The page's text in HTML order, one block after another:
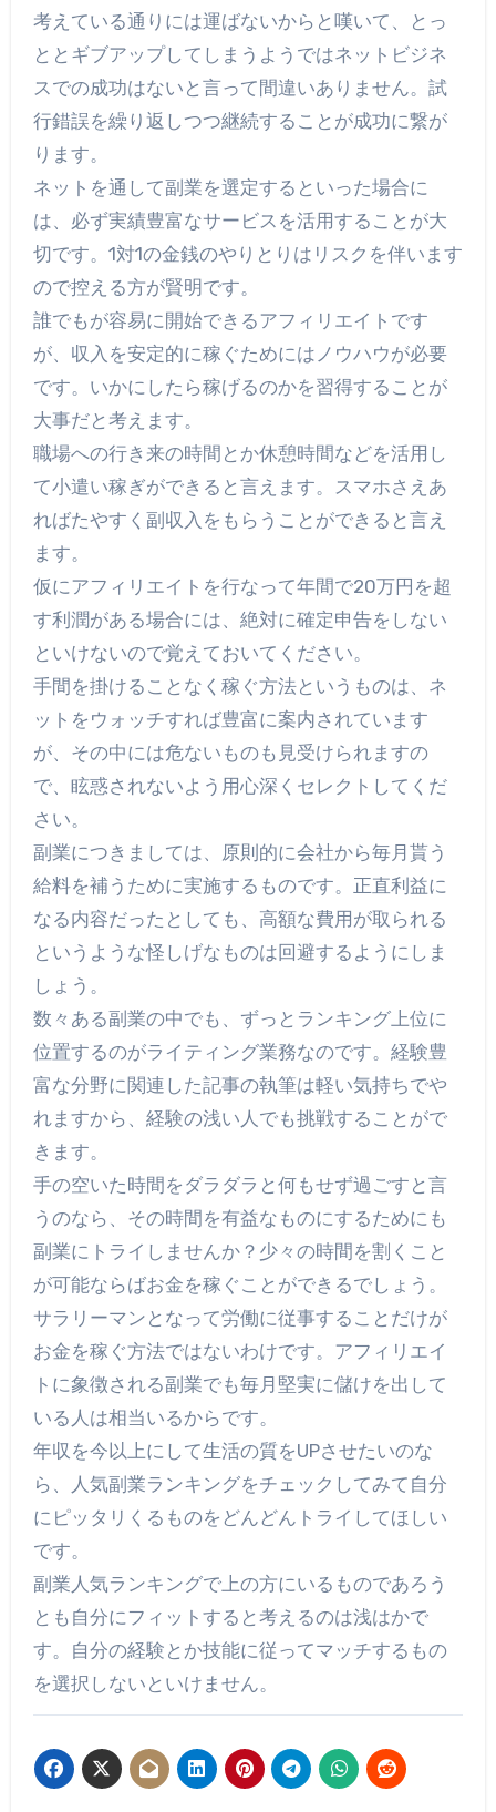
考えている通りには運ばないからと嘆いて、とっ
ととギブアップしてしまうようではネットビジネ
スでの成功はないと言って間違いありません。試
行錯誤を繰り返しつつ継続することが成功に繋が
ります。
ネットを通して副業を選定するといった場合に
は、必ず実績豊富なサービスを活用することが大
切です。1対1の金銭のやりとりはリスクを伴います
ので控える方が賢明です。
誰でもが容易に開始できるアフィリエイトです
が、収入を安定的に稼ぐためにはノウハウが必要
です。いかにしたら稼げるのかを習得することが
大事だと考えます。
職場への行き来の時間とか休憩時間などを活用し
て小遣い稼ぎができると言えます。スマホさえあ
ればたやすく副収入をもらうことができると言え
ます。
仮にアフィリエイトを行なって年間で20万円を超
す利潤がある場合には、絶対に確定申告をしない
といけないので覚えておいてください。
手間を掛けることなく稼ぐ方法というものは、ネ
ットをウォッチすれば豊富に案内されています
が、その中には危ないものも見受けられますの
で、眩惑されないよう用心深くセレクトしてくだ
さい。
副業につきましては、原則的に会社から毎月貰う
給料を補うために実施するものです。正直利益に
なる内容だったとしても、高額な費用が取られる
というような怪しげなものは回避するようにしま
しょう。
数々ある副業の中でも、ずっとランキング上位に
位置するのがライティング業務なのです。経験豊
富な分野に関連した記事の執筆は軽い気持ちでや
れますから、経験の浅い人でも挑戦することがで
きます。
手の空いた時間をダラダラと何もせず過ごすと言
うのなら、その時間を有益なものにするためにも
副業にトライしませんか？少々の時間を割くこと
が可能ならばお金を稼ぐことができるでしょう。
サラリーマンとなって労働に従事することだけが
お金を稼ぐ方法ではないわけです。アフィリエイ
トに象徴される副業でも毎月堅実に儲けを出して
いる人は相当いるからです。
年収を今以上にして生活の質をUPさせたいのな
ら、人気副業ランキングをチェックしてみて自分
にピッタリくるものをどんどんトライしてほしい
です。
副業人気ランキングで上の方にいるものであろう
とも自分にフィットすると考えるのは浅はかで
す。自分の経験とか技能に従ってマッチするもの
を選択しないといけません。